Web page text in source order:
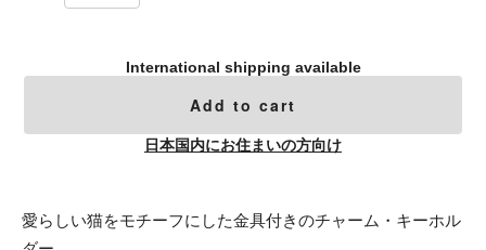
International shipping available
Add to cart
日本国内にお住まいの方向け
愛らしい猫をモチーフにした金具付きのチャーム・キーホル